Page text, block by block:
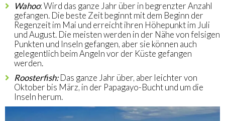
Wahoo: Wird das ganze Jahr über in begrenzter Anzahl
gefangen. Die beste Zeit beginnt mit dem Beginn der
Regenzeit im Mai und erreicht ihren Höhepunkt im Juli
und August. Die meisten werden in der Nähe von felsigen
Punkten und Inseln gefangen, aber sie können auch
gelegentlich beim Angeln vor der Küste gefangen
werden.
Roosterfish:Das ganze Jahr über, aber leichter von
Oktober bis März, in der Papagayo-Bucht und um die
Inseln herum.